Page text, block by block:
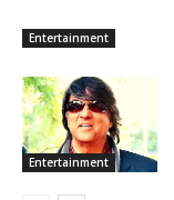
Entertainment
Entertainment